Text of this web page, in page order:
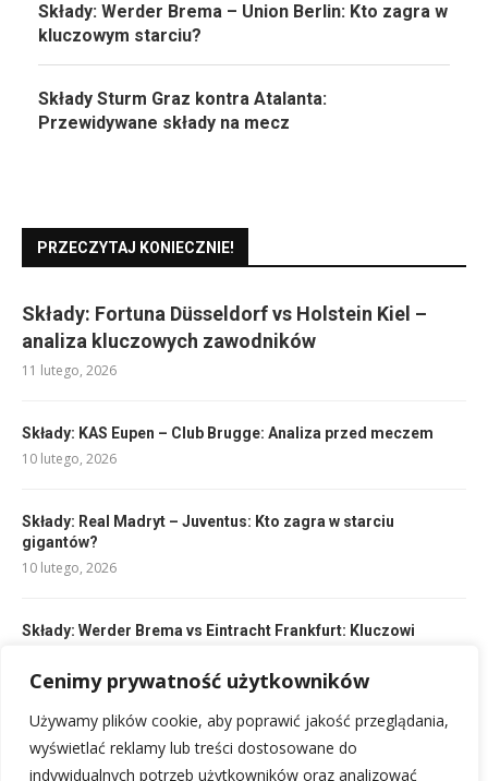
Cenimy prywatność użytkowników
Używamy plików cookie, aby poprawić jakość przeglądania,
wyświetlać reklamy lub treści dostosowane do
indywidualnych potrzeb użytkowników oraz analizować
Składy: Werder Brema – Union Berlin: Kto zagra w
kluczowym starciu?
Składy Sturm Graz kontra Atalanta:
Przewidywane składy na mecz
PRZECZYTAJ KONIECZNIE!
Składy: Fortuna Düsseldorf vs Holstein Kiel –
analiza kluczowych zawodników
11 lutego, 2026
Składy: KAS Eupen – Club Brugge: Analiza przed meczem
10 lutego, 2026
Składy: Real Madryt – Juventus: Kto zagra w starciu
gigantów?
10 lutego, 2026
Składy: Werder Brema vs Eintracht Frankfurt: Kluczowi
10 lutego, 2026
Składy PSG vs Liverpool: Kto zagra w tym starciu?
10 lutego, 2026